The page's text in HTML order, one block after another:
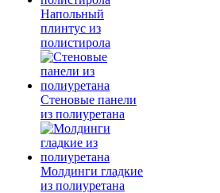
Напольный
плинтус из
полистирола
Стеновые панели
из полиуретана
Молдинги гладкие
из полиуретана